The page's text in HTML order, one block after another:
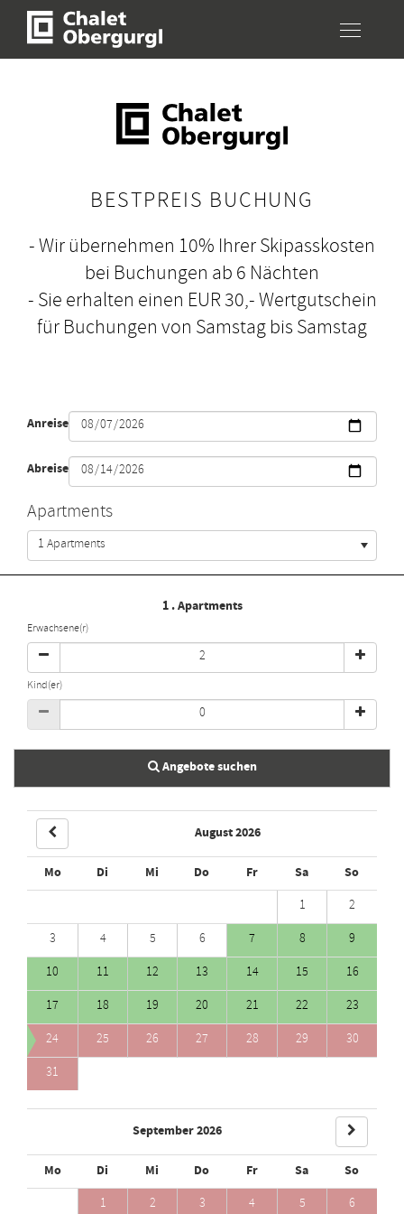
zum Hauptinhalt
+43 5256 6363
WHATSAPP
ANFRAGEN
WHATSAPP
E-MAIL
BESTPREIS BUCHUNG
- Wir übernehmen 10% Ihrer Skipasskosten
bei Buchungen ab 6 Nächten
- Sie erhalten einen EUR 30,- Wertgutschein
für Buchungen von Samstag bis Samstag
Anreise
Abreise
Apartments
1 Apartments
1 . Apartments
Erwachsene(r)
Kind(er)
Angebote suchen
August 2026
Mo
Di Mi Do Fr Sa So
1
2
3
4 5 6 7 8
9
10
11 12 13 14 15
16
17
18 19 20 21 22
23
24
25 26 27 28 29
30
31
September 2026
Mo
Di Mi Do Fr Sa So
1 2 3 4 5
6